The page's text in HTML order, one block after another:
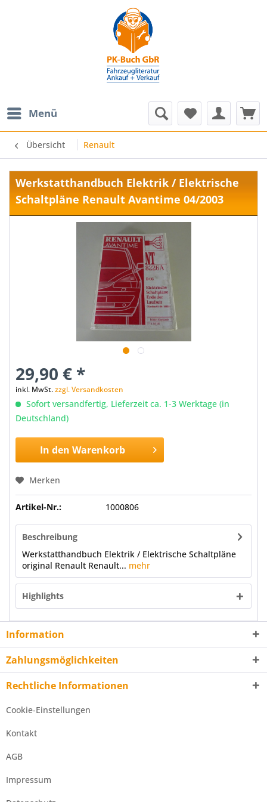
Menü
Übersicht Renault
Werkstatthandbuch Elektrik / Elektrische
Schaltpläne Renault Avantime 04/2003
29,90 € *
inkl. MwSt.zzgl. Versandkosten
Sofort versandfertig, Lieferzeit ca. 1-3 Werktage (in
Deutschland)
In den Warenkorb
Merken
Artikel-Nr.: 1000806
Beschreibung
Werkstatthandbuch Elektrik / Elektrische Schaltpläne
original Renault Renault... mehr
Highlights
Information
Zahlungsmöglichkeiten
Rechtliche Informationen
Cookie-Einstellungen
Kontakt
AGB
Impressum